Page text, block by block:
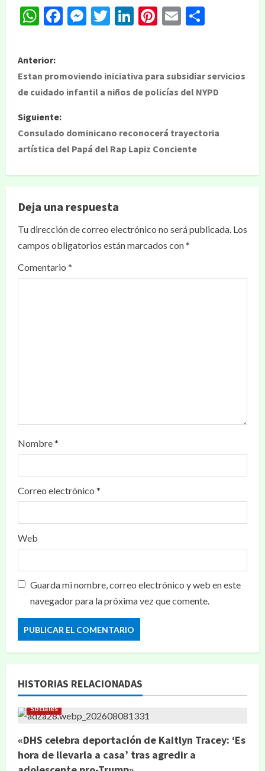
WhatsApp
Facebook
Messenger
Twitter
LinkedIn
Pinterest
Email
Anterior:
Estan promoviendo iniciativa para subsidiar servicios
de cuidado infantil a niños de policías del NYPD
Siguiente:
Consulado dominicano reconocerá trayectoria
artística del Papá del Rap Lapiz Conciente
Deja una respuesta
Tu dirección de correo electrónico no será publicada. Los
campos obligatorios están marcados con*
Comentario *
Nombre*
Correo electrónico *
Web
Guarda mi nombre, correo electrónico y web en este
navegador para la próxima vez que comente.
HISTORIAS RELACIONADAS
Sociales
«DHS celebra deportación de Kaitlyn Tracey: ‘Es
hora de llevarla a casa’ tras agredir a